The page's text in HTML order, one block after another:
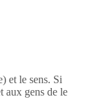
et le sens. Si
aux gens de le